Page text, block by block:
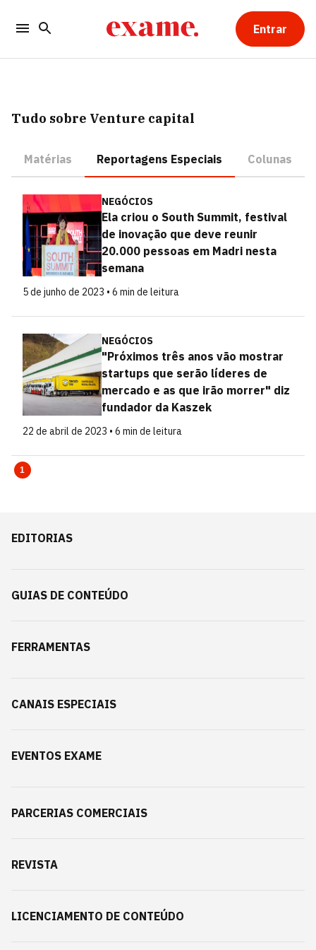
Entrar
Tudo sobre Venture capital
Matérias Reportagens Especiais Colunas
NEGÓCIOS
Ela criou o South Summit, festival
de inovação que deve reunir
20.000 pessoas em Madri nesta
semana
5 de junho de 2023 • 6 min de leitura
NEGÓCIOS
"Próximos três anos vão mostrar
startups que serão líderes de
mercado e as que irão morrer" diz
fundador da Kaszek
22 de abril de 2023 • 6 min de leitura
1
EDITORIAS
GUIAS DE CONTEÚDO
FERRAMENTAS
CANAIS ESPECIAIS
EVENTOS EXAME
PARCERIAS COMERCIAIS
REVISTA
LICENCIAMENTO DE CONTEÚDO